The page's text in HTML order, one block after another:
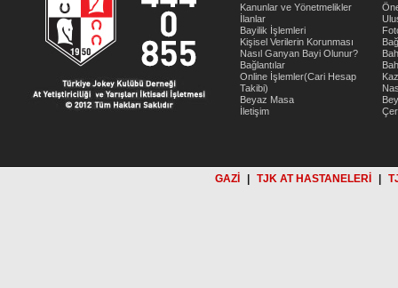
Kanunlar ve Yönetmelikler
İlanlar
Bayilik İşlemleri
Kişisel Verilerin Korunması
Nasıl Ganyan Bayi Olunur?
Bağlantılar
Online İşlemler(Cari Hesap
Takibi)
Beyaz Masa
İletişim
GAZİ TJK AT HASTANELERİ